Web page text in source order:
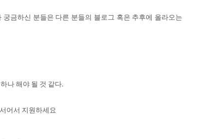
금하신 분들은 다른 분들의 블로그 혹은 추후에 올라오는
나 해야 될 것 같다.
어서 지원하세요